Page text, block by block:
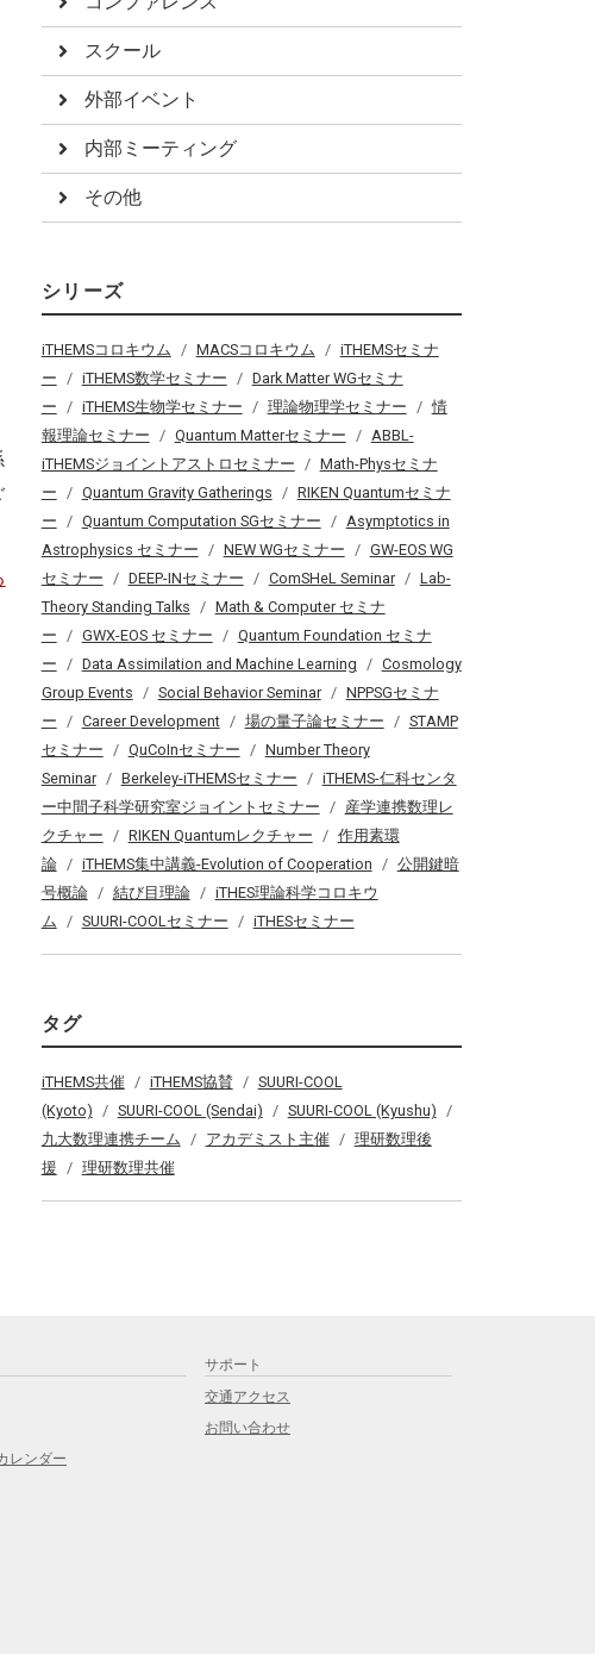
スクール
外部イベント
内部ミーティング
その他
シリーズ
iTHEMSコロキウム MACSコロキウム
iTHEMSセミナ
ー
iTHEMS数学セミナー
Dark Matter WGセミナ
ー
iTHEMS生物学セミナー 理論物理学セミナー
情
報理論セミナー
Quantum Matterセミナー
ABBL-
iTHEMSジョイントアストロセミナー
Math-Physセミナ
ー
Quantum Gravity Gatherings
RIKEN Quantumセミナ
ー
Quantum Computation SGセミナー
Asymptotics in
Astrophysics セミナー
NEW WGセミナー
GW-EOS WG
セミナー
DEEP-INセミナー ComSHeL Seminar
Lab-
Theory Standing Talks
Math & Computer セミナ
ー
GWX-EOS セミナー
Quantum Foundation セミナ
ー
Data Assimilation and Machine Learning
Cosmology
Group Events
Social Behavior Seminar
NPPSGセミナ
ー
Career Development 場の量子論セミナー
STAMP
セミナー
QuCoInセミナー
Number Theory
Seminar
Berkeley-iTHEMSセミナー
iTHEMS-仁科センタ
ー中間子科学研究室ジョイントセミナー
産学連携数理レ
クチャー
RIKEN Quantumレクチャー
作用素環
論
iTHEMS集中講義-Evolution of Cooperation
公開鍵暗
号概論
結び目理論
iTHES理論科学コロキウ
ム
SUURI-COOLセミナー iTHESセミナー
タグ
iTHEMS共催 iTHEMS協賛
SUURI-COOL
(Kyoto)
SUURI-COOL (Sendai)
SUURI-COOL (Kyushu)
九大数理連携チーム
アカデミスト主催
理研数理後
援
理研数理共催
レンダー
サポート
交通アクセス
お問い合わせ